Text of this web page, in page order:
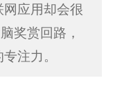
应用却会很
奖赏回路，
注力。